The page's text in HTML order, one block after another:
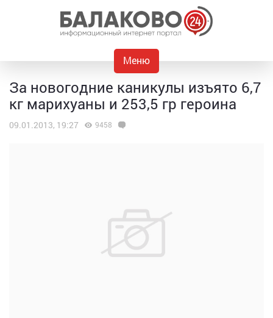
Меню
За новогодние каникулы изъято 6,7
кг марихуаны и 253,5 гр героина
09.01.2013, 19:27 9458